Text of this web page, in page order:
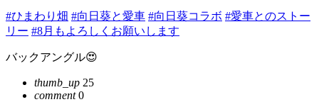
#ひまわり畑 #向日葵と愛車 #向日葵コラボ #愛車とのストー
リー #8月もよろしくお願いします
バックアングル😍
thumb_up 25
comment0